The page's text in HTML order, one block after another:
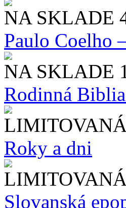
NA SKLADE
Paulo Coelho
NA SKLADE
Rodinná
Roky a dni
Slo​vanská